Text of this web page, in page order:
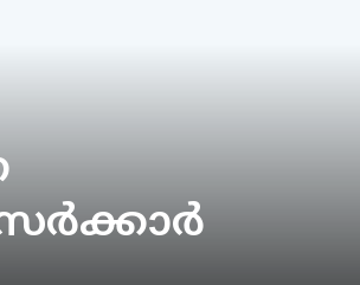
സര്‍ക്കാര്‍